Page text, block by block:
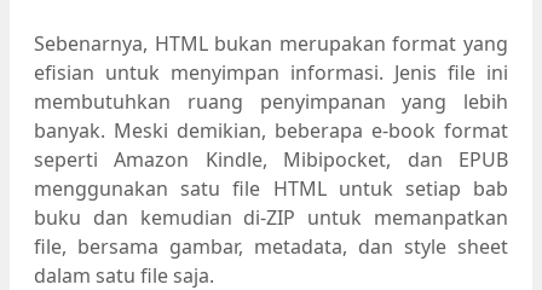
Sebenarnya, HTML bukan merupakan format yang
efisian untuk menyimpan informasi. Jenis file ini
membutuhkan ruang penyimpanan yang lebih
banyak. Meski demikian, beberapa e-book format
seperti Amazon Kindle, Mibipocket, dan EPUB
menggunakan satu file HTML untuk setiap bab
buku dan kemudian di-ZIP untuk memanpatkan
file, bersama gambar, metadata, dan style sheet
dalam satu file saja.